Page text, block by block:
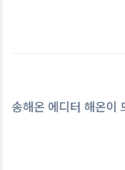
송해온 에디터 해온이